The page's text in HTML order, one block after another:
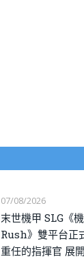
07/08/2026
末世機甲 SLG《
Rush》雙平台正
重任的指揮官 展